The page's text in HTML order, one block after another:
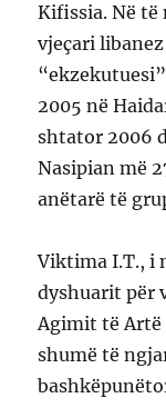
Kifissia. Në
vjeçari
2005 në
shtator 2006
Nasipian më
anëtarë të
Viktima I.T., i
dyshuarit për
Agimit të Artë
shumë të